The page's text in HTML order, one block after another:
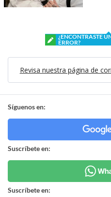
¿ENCONTRASTE
ERROR?
Revisa nuestra página de
Síguenos en:
Suscríbete en:
Suscríbete en: